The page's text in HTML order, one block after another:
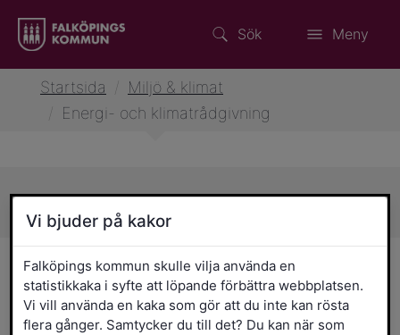
Sök Meny
Startsida
Miljö & klimat
Energi- och klimatrådgivning
Sidans innehåll
Energi- och
klimatrådgivning
Vi bjuder på kakor
Falköpings kommun skulle vilja använda en
statistikkaka i syfte att löpande förbättra webbplatsen.
Vi vill använda en kaka som gör att du inte kan rösta
flera gånger. Samtycker du till det? Du kan när som